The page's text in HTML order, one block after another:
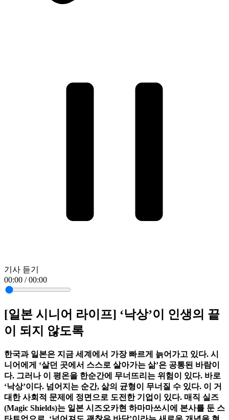
기사 듣기
00:00 / 00:00
[일본 시니어 라이프] ‘낙상’이 인생의 끝
이 되지 않도록
한국과 일본은 지금 세계에서 가장 빠르게 늙어가고 있다. 시
니어에게 ‘살던 곳에서 스스로 살아가는 삶’은 공통된 바람이
다. 그러나 이 평온을 한순간에 무너뜨리는 위험이 있다. 바로
‘낙상’이다. 넘어지는 순간, 삶의 균형이 무너질 수 있다. 이 거
대한 사회적 문제에 정면으로 도전한 기업이 있다. 매직 실즈
(Magic Shields)는 일본 시즈오카현 하마마쓰시에 본사를 둔 스